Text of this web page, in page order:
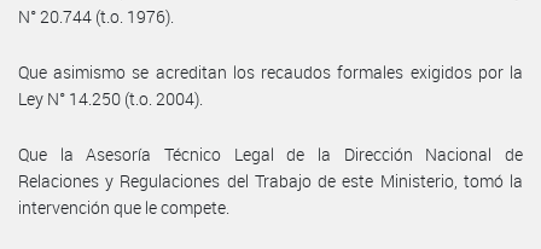
N° 20.744 (t.o. 1976).
Que asimismo se acreditan los recaudos formales exigidos por la
Ley N° 14.250 (t.o. 2004).
Que la Asesoría Técnico Legal de la Dirección Nacional de
Relaciones y Regulaciones del Trabajo de este Ministerio, tomó la
intervención que le compete.